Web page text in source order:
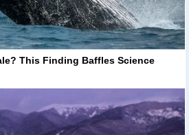
This Finding Baffles Science